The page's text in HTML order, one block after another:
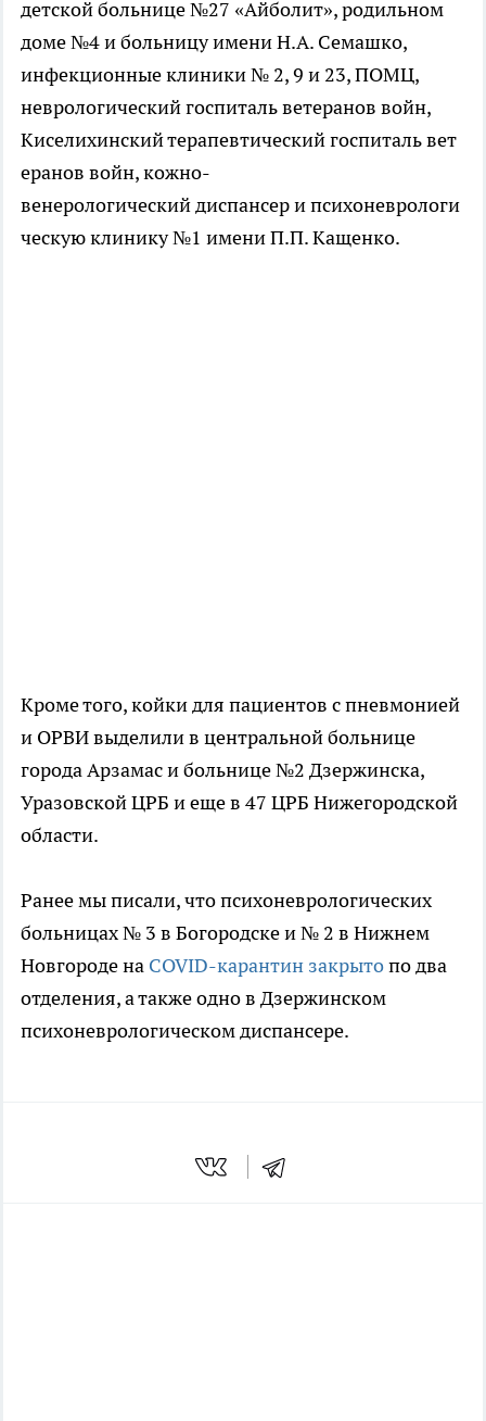
детской больнице №27 «Айболит», родильном
доме №4 и больницу имени Н.А. Семашко,
инфекционные клиники № 2, 9 и 23, ПOМЦ,
неврологический госпиталь ветеранов войн,
Киселихинский терапевтический госпиталь вет
еранов войн, кожно-
венерoлoгический диспансер и психоневрологи
ческую клинику №1 имени П.П. Кащенко.
Кроме того, койки для пациентов с пневмонией
и ОРВИ выделили в центральной больнице
города Арзамас и больнице №2 Дзержинска,
Уразовской ЦРБ и еще в 47 ЦРБ Нижегородской
области.
Ранее мы писали, что психоневрологических
больницах № 3 в Богородске и № 2 в Нижнем
Новгороде на COVID-карантин закрытопо два
отделения, а также одно в Дзержинском
психоневрологическом диспансере.